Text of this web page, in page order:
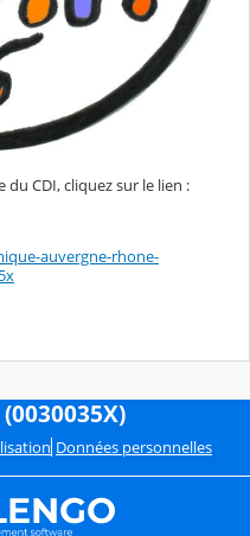
CDI, cliquez sur le lien :
auvergne-rhone-
(0030035X)
Données personnelles